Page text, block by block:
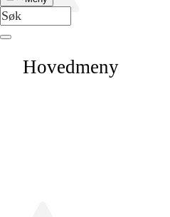
Hovedmeny